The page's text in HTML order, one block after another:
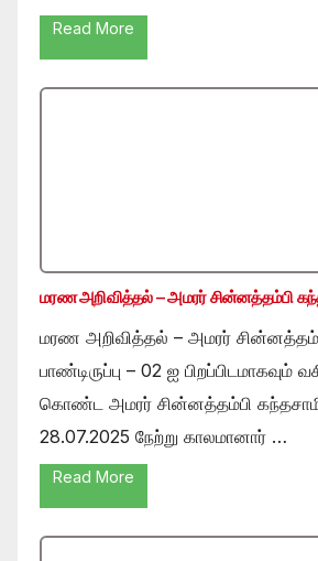
Read More
மரண அறிவித்தல் – அமரர் சின்னத்தம்பி
மரண அறிவித்தல் – அமரர்
பாண்டிருப்பு – 02 ஐ பிறப்பிடமாகவும்
கொண்ட அமரர் சின்னத்தம்பி
28.07.2025 நேற்று காலமானார் …
Read More